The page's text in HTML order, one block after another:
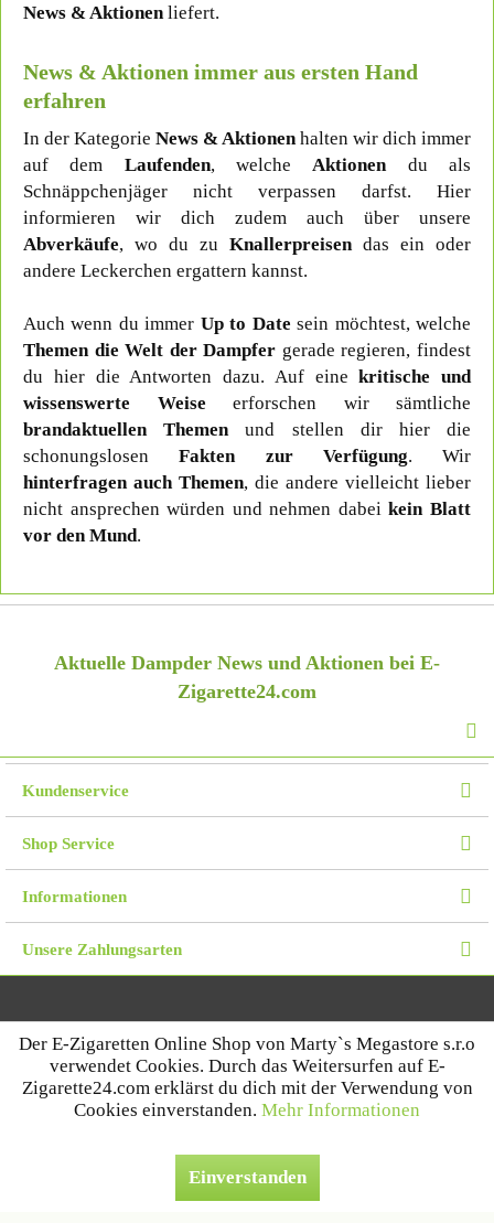
News & Aktionenliefert.
News & Aktionen immer aus ersten Hand
erfahren
In der Kategorie News & Aktionenhalten wir dich immer
auf dem Laufenden, welcheAktionendu als
Schnäppchenjäger nicht verpassen darfst. Hier
informieren wir dich zudem auch über unsere
Abverkäufe, wo du zu Knallerpreisendas ein oder
andere Leckerchen ergattern kannst.
Auch wenn du immer Up to Date sein möchtest, welche
Themen die Welt der Dampfer gerade regieren, findest
du hier die Antworten dazu. Auf einekritische und
wissenswerte Weise erforschen wir sämtliche
brandaktuellen Themenund stellen dir hier die
schonungslosenFakten zur Verfügung. Wir
hinterfragen auch Themen, die andere vielleicht lieber
nicht ansprechen würden und nehmen dabeikein Blatt
vor den Mund.
Aktuelle Dampder News und Aktionen bei E-
Zigarette24.com
Kundenservice
Shop Service
Informationen
Unsere Zahlungsarten
© 2026 Marty`s Megastore s.r.o - Alle Rechte vorbehalten. Theme byThemeWare®
Der E-Zigaretten Online Shop von Marty`s Megastore s.r.o
verwendet Cookies. Durch das Weitersurfen auf E-
Zigarette24.com erklärst du dich mit der Verwendung von
Cookies einverstanden. Mehr Informationen
Einverstanden